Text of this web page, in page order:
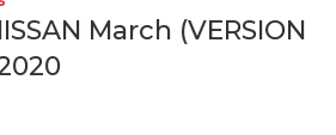
March (VERSION